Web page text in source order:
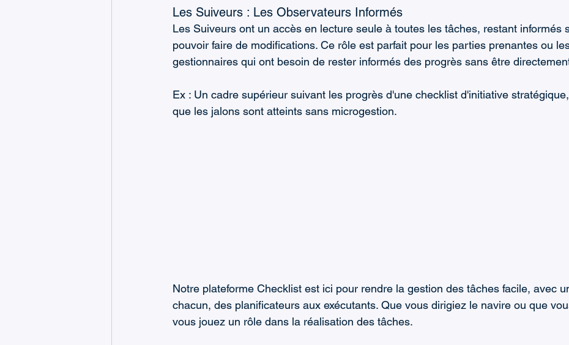
Les Suiveurs : Les Observateurs Informés
Les Suiveurs ont un accès en lecture seule à toutes les tâches, restant informés
pouvoir faire de modifications. Ce rôle est parfait pour les parties prenantes ou
gestionnaires qui ont besoin de rester informés des progrès sans être
Ex : Un cadre supérieur suivant les progrès d'une checklist d'initiative
que les jalons sont atteints sans microgestion.
Notre plateforme Checklist est ici pour rendre la gestion des tâches facile, avec
chacun, des planificateurs aux exécutants. Que vous dirigiez le navire ou que
vous jouez un rôle dans la réalisation des tâches.